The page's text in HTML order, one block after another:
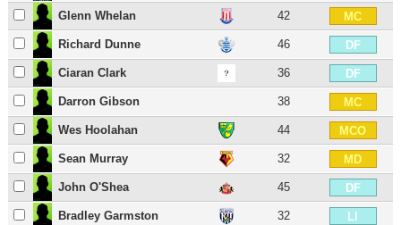
Glenn Whelan 42 MC
Richard Dunne 46 DF
Ciaran Clark 36 DF
Darron Gibson 38 MC
Wes Hoolahan 44 MCO
Sean Murray 32 MD
John O'Shea 45 DF
Bradley Garmston 32 LI